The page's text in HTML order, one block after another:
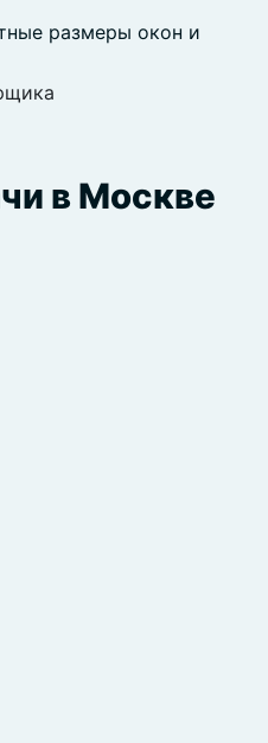
размеры окон и
в Москве